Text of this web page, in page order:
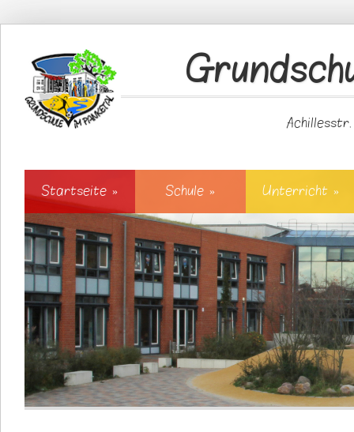
Startseite » Schule » Unterricht »